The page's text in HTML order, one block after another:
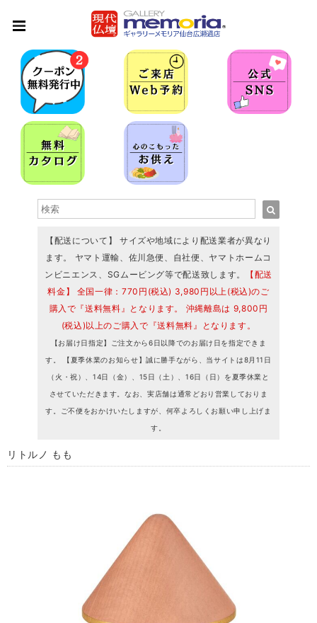
【配送について】 サイズや地域により配送業者が異なり
ます。 ヤマト運輸、佐川急便、自社便、ヤマトホームコ
ンビニエンス、SGムービング等で配送致します。
【配送
料金】 全国一律：770円(税込) 3,980円以上(税込)のご
購入で『送料無料』となります。 沖縄離島は 9,800円
(税込)以上のご購入で『送料無料』となります。
【お届け日指定】ご注文から6日以降でのお届け日を指定できま
す。 【夏季休業のお知らせ】誠に勝手ながら、当サイトは8月11日
（火・祝）、14日（金）、15日（土）、16日（日）を夏季休業と
させていただきます。なお、実店舗は通常どおり営業しておりま
す。ご不便をおかけいたしますが、何卒よろしくお願い申し上げま
す。
リトルノ もも